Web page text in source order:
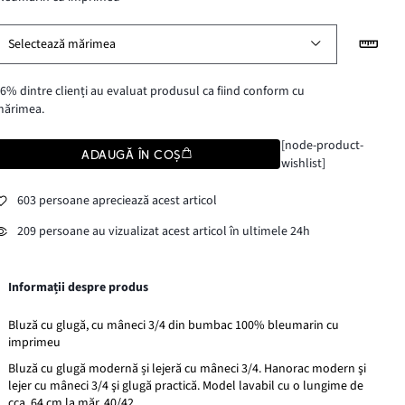
Selectează mărimea
dintre clienți au evaluat produsul ca fiind conform cu
ADAUGĂ ÎN COȘ
[node-product-
wishlist]
603 persoane apreciează acest articol
209 persoane au vizualizat acest articol în ultimele 24h
Informații despre produs
Bluză cu glugă, cu mâneci 3/4 din bumbac 100% bleumarin cu
imprimeu
Bluză cu glugă modernă și lejeră cu mâneci 3/4. Hanorac modern şi
lejer cu mâneci 3/4 şi glugă practică. Model lavabil cu o lungime de